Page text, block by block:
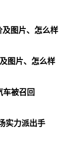
及图片、怎么样
图片、怎么样
车被召回
实力派出手